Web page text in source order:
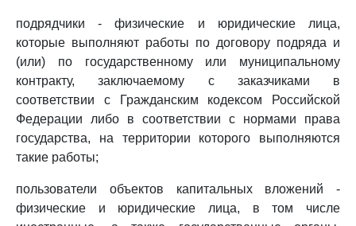
подрядчики - физические и юридические лица,
которые выполняют работы по договору подряда и
(или) по государственному или муниципальному
контракту, заключаемому с заказчиками в
соответствии с Гражданским кодексом Российской
Федерации либо в соответствии с нормами права
государства, на территории которого выполняются
такие работы;
пользователи объектов капитальных вложений -
физические и юридические лица, в том числе